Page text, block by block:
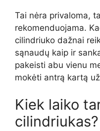
Tai nėra privaloma,
rekomenduojama.
cilindriuko dažnai
sąnaudų kaip ir
pakeisti abu vienu
mokėti antrą kartą
Kiek laiko
cilindriukas?